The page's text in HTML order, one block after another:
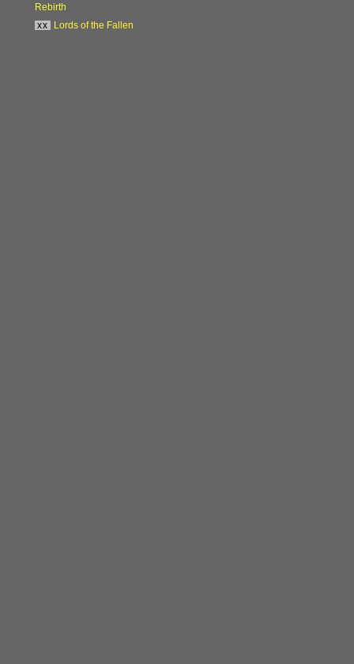
Rebirth
xx
Lords of the Fallen